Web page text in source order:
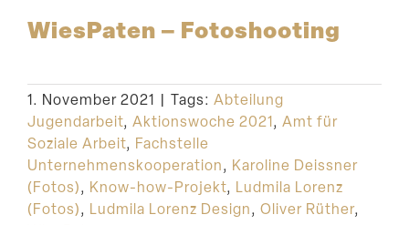
WiesPaten – Fotoshooting
1. November 2021 | Tags: Abteilung
Jugendarbeit, Aktionswoche 2021, Amt für
Soziale Arbeit, Fachstelle
Unternehmenskooperation, Karoline Deissner
(Fotos), Know-how-Projekt, Ludmila Lorenz
(Fotos), Ludmila Lorenz Design, Oliver Rüther,